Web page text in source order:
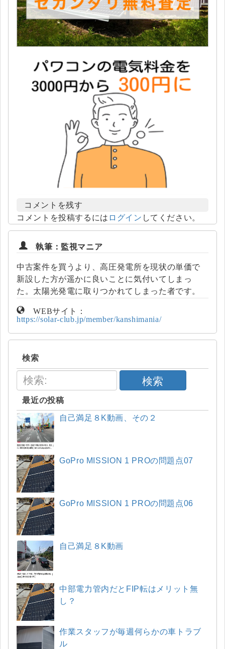
コメントを残す
コメントを投稿するには ログイン してください。
執筆：監視マニア
中古案件を買うより、高圧発電所を現状の単価で
新設した方が遥かに良いことに気付いてしまっ
た。太陽光発電に取りつかれてしまった者です。
WEBサイト：
https://solar-club.jp/member/kanshimania/
検索
検索
最近の投稿
自己満足８K動画、その２
GoPro MISSION 1 PROの問題点07
GoPro MISSION 1 PROの問題点06
自己満足８K動画
中部電力管内だとFIP転はメリット無
し？
作業スタッフが毎週何らかの車トラブ
ル